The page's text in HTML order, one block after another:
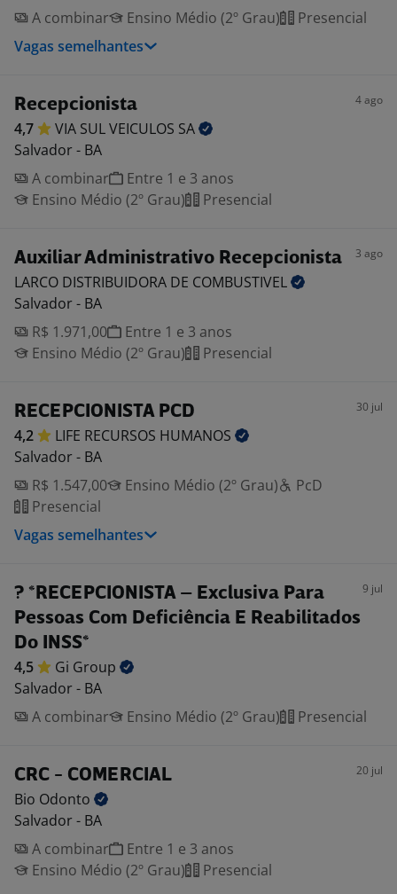
A combinar
Ensino Médio (2º Grau)
Presencial
Vagas semelhantes
Recepcionista 4 ago
4,7 VIA SUL VEICULOS SA
Salvador - BA
A combinar
Entre 1 e 3 anos
Ensino Médio (2º Grau)
Presencial
Auxiliar Administrativo Recepcionista 3 ago
LARCO DISTRIBUIDORA DE COMBUSTIVEL
Salvador - BA
R$ 1.971,00
Entre 1 e 3 anos
Ensino Médio (2º Grau)
Presencial
RECEPCIONISTA PCD 30 jul
4,2 LIFE RECURSOS HUMANOS
Salvador - BA
R$ 1.547,00
Ensino Médio (2º Grau)
PcD
Presencial
Vagas semelhantes
? *RECEPCIONISTA – Exclusiva Para
Pessoas Com Deficiência E Reabilitados
Do INSS*
9 jul
4,5 Gi Group
Salvador - BA
A combinar
Ensino Médio (2º Grau) Presencial
CRC - COMERCIAL 20 jul
Bio Odonto
Salvador - BA
A combinar
Entre 1 e 3 anos
Ensino Médio (2º Grau)
Presencial